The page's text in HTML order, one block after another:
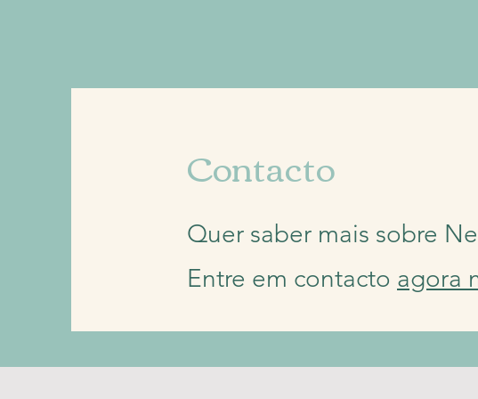
Contacto
Quer saber mais sobre
Entre em contacto agora